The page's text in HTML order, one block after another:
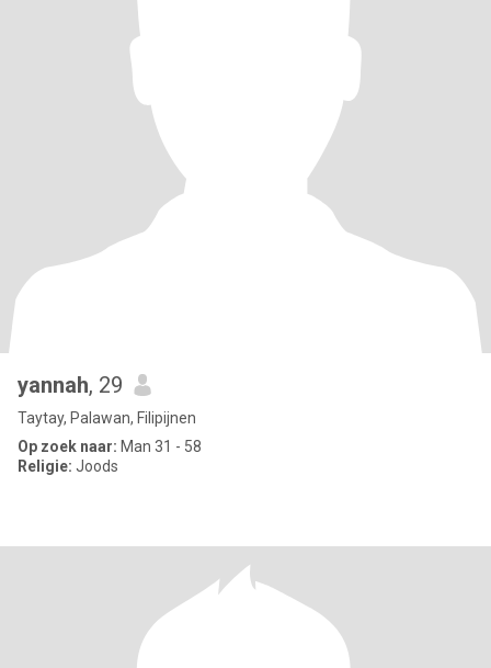
yannah, 29
Taytay, Palawan, Filipijnen
Op zoek naar: Man 31 - 58
Religie: Joods